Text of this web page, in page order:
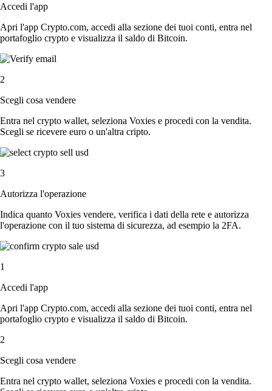
Accedi l'app
Apri l'app Crypto.com, accedi alla sezione dei tuoi conti, entra nel
portafoglio crypto e visualizza il saldo di Bitcoin.
2
Scegli cosa vendere
Entra nel crypto wallet, seleziona Voxies e procedi con la vendita.
Scegli se ricevere euro o un'altra cripto.
3
Autorizza l'operazione
Indica quanto Voxies vendere, verifica i dati della rete e autorizza
l'operazione con il tuo sistema di sicurezza, ad esempio la 2FA.
1
Accedi l'app
Apri l'app Crypto.com, accedi alla sezione dei tuoi conti, entra nel
portafoglio crypto e visualizza il saldo di Bitcoin.
2
Scegli cosa vendere
Entra nel crypto wallet, seleziona Voxies e procedi con la vendita.